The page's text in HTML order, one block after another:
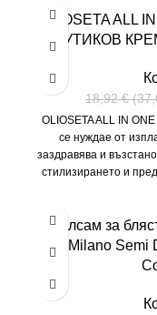
-11%OLIOSETA
БУТИКОВ
18,92€ (
OLIOSETA ALL IN
се нуждае от
заздравява и
стилизирането и
Нанесете по
Нанесете малко
нощна грижа.
преса. За
Балсам за
Milano Semi